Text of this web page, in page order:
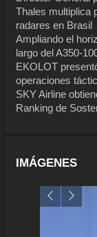
Thales multiplica
radares en Brasil
Ampliando el
largo del A350-
EKOLOT
operaciones
SKY Airline
Ranking de
IMÁGENES